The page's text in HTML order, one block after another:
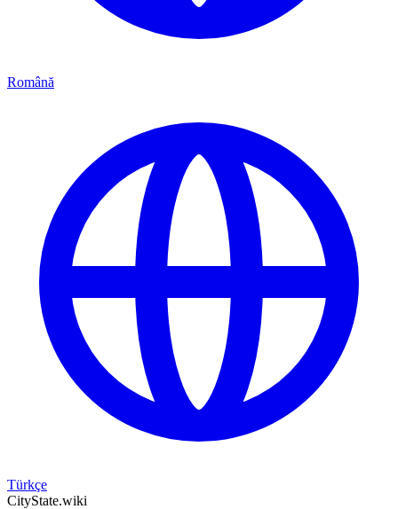
Română
Türkçe
CityState.wiki